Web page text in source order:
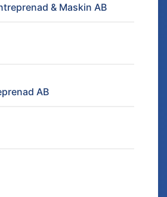
& Maskin AB
AB